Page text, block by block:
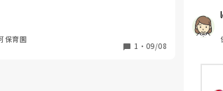
せっ
いる
だけ
要望
ごくて、叩いたり、奇声を上げた
保育園
1 ・ 09/08
その